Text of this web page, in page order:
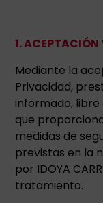
1.
Mediante la
Privacidad,
informado, libre
que
medidas de
previstas en la
por IDOYA
tratamiento.